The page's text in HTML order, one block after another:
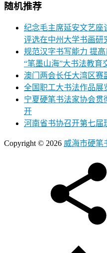
随机推荐
纪念毛主席延安文艺座
评选在中州大学书画研
规范汉字书写能力 提
“笔墨山海”大书法教育
澳门两会长任大湾区赛
全国职工大书法作品展
宁夏硬笔书法家协会贯
开
河南省书协召开第七届
Copyright © 2026 威海市硬笔